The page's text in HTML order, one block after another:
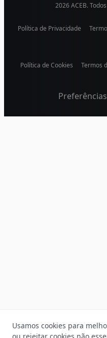
2026 ACEB.
Política de Privacidade
Política de Cookies Termos
Usamos cookies para